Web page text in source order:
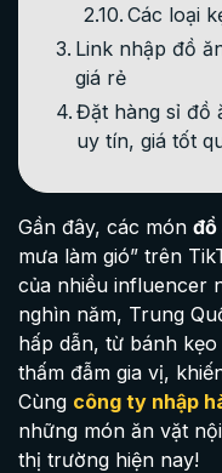
Các loại
Link nhập đồ
giá rẻ
Đặt hàng sỉ đồ
uy tín, giá tốt
Gần đây, các món đồ
mưa làm gió” trên
của nhiều influencer
nghìn năm, Trung
hấp dẫn, từ bánh
thấm đẫm gia vị,
Cùng công ty nhập
những món ăn vặt
thị trường hiện nay!